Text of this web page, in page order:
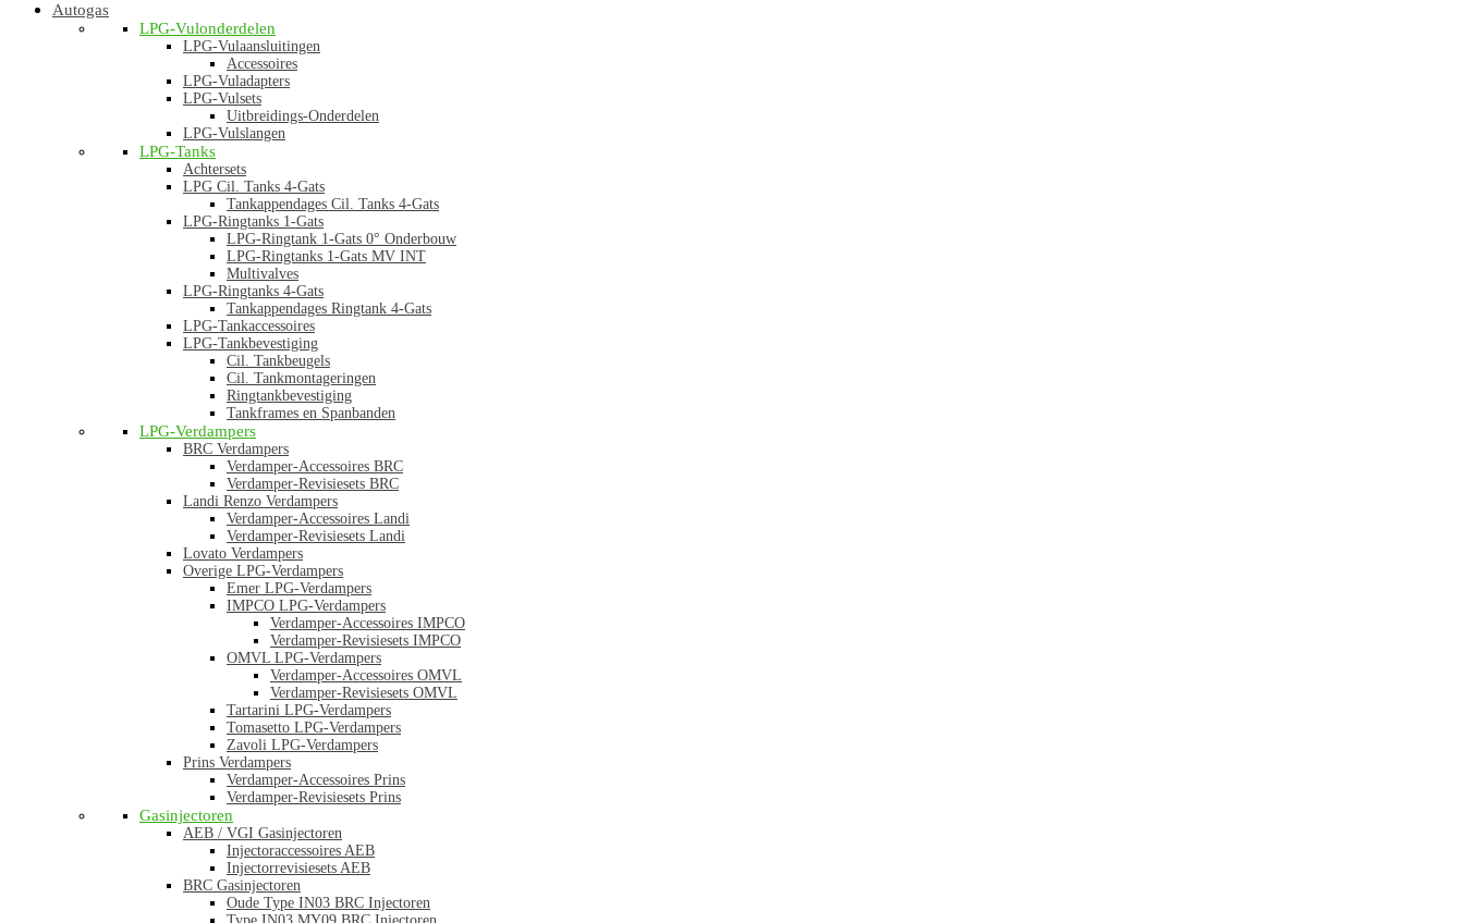
Autogas
LPG-Vulonderdelen
LPG-Vulaansluitingen
Accessoires
LPG-Vuladapters
LPG-Vulsets
Uitbreidings-Onderdelen
LPG-Vulslangen
LPG-Tanks
Achtersets
LPG Cil. Tanks 4-Gats
Tankappendages Cil. Tanks 4-Gats
LPG-Ringtanks 1-Gats
LPG-Ringtank 1-Gats 0° Onderbouw
LPG-Ringtanks 1-Gats MV INT
Multivalves
LPG-Ringtanks 4-Gats
Tankappendages Ringtank 4-Gats
LPG-Tankaccessoires
LPG-Tankbevestiging
Cil. Tankbeugels
Cil. Tankmontageringen
Ringtankbevestiging
Tankframes en Spanbanden
LPG-Verdampers
BRC Verdampers
Verdamper-Accessoires BRC
Verdamper-Revisiesets BRC
Landi Renzo Verdampers
Verdamper-Accessoires Landi
Verdamper-Revisiesets Landi
Lovato Verdampers
Overige LPG-Verdampers
Emer LPG-Verdampers
IMPCO LPG-Verdampers
Verdamper-Accessoires IMPCO
Verdamper-Revisiesets IMPCO
OMVL LPG-Verdampers
Verdamper-Accessoires OMVL
Verdamper-Revisiesets OMVL
Tartarini LPG-Verdampers
Tomasetto LPG-Verdampers
Zavoli LPG-Verdampers
Prins Verdampers
Verdamper-Accessoires Prins
Verdamper-Revisiesets Prins
Gasinjectoren
AEB / VGI Gasinjectoren
Injectoraccessoires AEB
Injectorrevisiesets AEB
BRC Gasinjectoren
Oude Type IN03 BRC Injectoren